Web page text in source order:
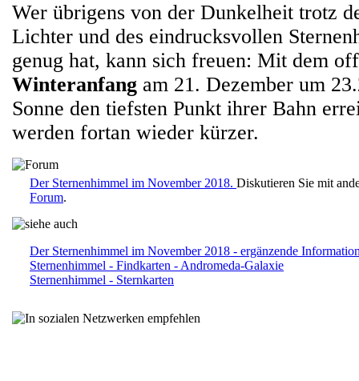
Wer übrigens von der Dunkelheit trotz
Lichter und des eindrucksvollen
genug hat, kann sich freuen: Mit dem
Winteranfang am 21. Dezember um
Sonne den tiefsten Punkt ihrer Bahn
werden fortan wieder kürzer.
Der Sternenhimmel im November 2018. Diskutieren Sie mit
Forum.
Der Sternenhimmel im November 2018 - ergänzende
Sternenhimmel - Findkarten - Andromeda-Galaxie
Sternenhimmel - Sternkarten